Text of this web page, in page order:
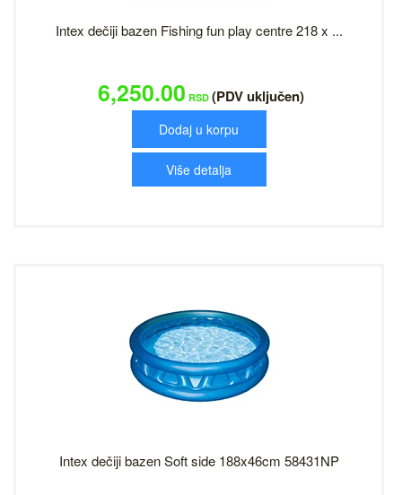
Intex dečiji bazen Fishing fun play centre 218 x ...
6,250.00 RSD (PDV uključen)
Dodaj u korpu
Više detalja
Intex dečiji bazen Soft side 188x46cm 58431NP